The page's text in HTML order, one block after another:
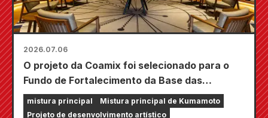
2026.07.06
O projeto da Coamix foi selecionado para o
Fundo de Fortalecimento da Base das
Atividades Culturais e Artísticas da Agência
de Assuntos Culturais, na categoria "Apoio ao
mistura principal
Mistura principal de Kumamoto
Projeto de desenvolvimento artístico